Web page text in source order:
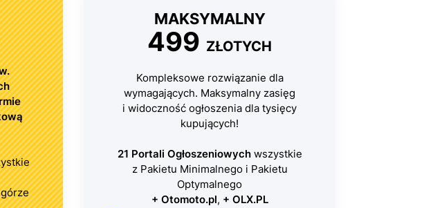
MAKSYMALNY
499 ZŁOTYCH
Kompleksowe rozwiązanie dla
wymagających. Maksymalny zasięg
i widoczność ogłoszenia dla tysięcy
kupujących!
21 Portali Ogłoszeniowychwszystkie
z Pakietu Minimalnego i Pakietu
Optymalnego
+ Otomoto.pl, + OLX.PL